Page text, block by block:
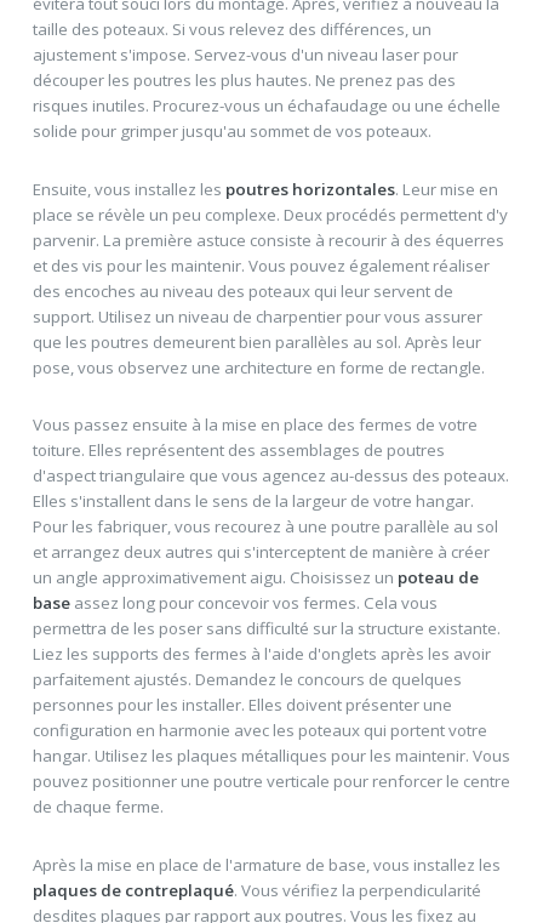
taille des poteaux. Si vous relevez des différences, un
ajustement s'impose. Servez-vous d'un niveau laser pour
découper les poutres les plus hautes. Ne prenez pas des
risques inutiles. Procurez-vous un échafaudage ou une échelle
solide pour grimper jusqu'au sommet de vos poteaux.
Ensuite, vous installez les poutres horizontales. Leur mise en
place se révèle un peu complexe. Deux procédés permettent d'y
parvenir. La première astuce consiste à recourir à des équerres
et des vis pour les maintenir. Vous pouvez également réaliser
des encoches au niveau des poteaux qui leur servent de
support. Utilisez un niveau de charpentier pour vous assurer
que les poutres demeurent bien parallèles au sol. Après leur
pose, vous observez une architecture en forme de rectangle.
Vous passez ensuite à la mise en place des fermes de votre
toiture. Elles représentent des assemblages de poutres
d'aspect triangulaire que vous agencez au-dessus des poteaux.
Elles s'installent dans le sens de la largeur de votre hangar.
Pour les fabriquer, vous recourez à une poutre parallèle au sol
et arrangez deux autres qui s'interceptent de manière à créer
un angle approximativement aigu. Choisissez un poteau de
baseassez long pour concevoir vos fermes. Cela vous
permettra de les poser sans difficulté sur la structure existante.
Liez les supports des fermes à l'aide d'onglets après les avoir
parfaitement ajustés. Demandez le concours de quelques
personnes pour les installer. Elles doivent présenter une
configuration en harmonie avec les poteaux qui portent votre
hangar. Utilisez les plaques métalliques pour les maintenir. Vous
pouvez positionner une poutre verticale pour renforcer le centre
de chaque ferme.
Après la mise en place de l'armature de base, vous installez les
plaques de contreplaqué. Vous vérifiez la perpendicularité
desdites plaques par rapport aux poutres. Vous les fixez au